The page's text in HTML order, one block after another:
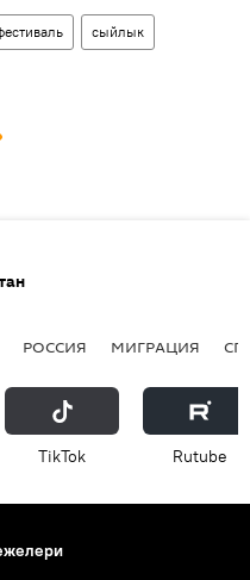
сыйлык
РОССИЯ МИГРАЦИЯ
ТikТоk Rutube